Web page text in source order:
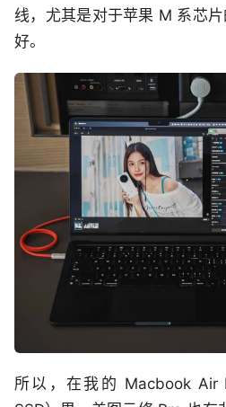
线，尤其是对于苹果 M 系芯
好。
所以，在我的 Macbook Air